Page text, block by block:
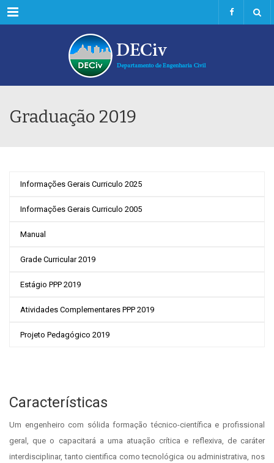
Menu
Graduação 2019
Informações Gerais Curriculo 2025
Informações Gerais Curriculo 2005
Manual
Grade Curricular 2019
Estágio PPP 2019
Atividades Complementares PPP 2019
Projeto Pedagógico 2019
Características
Um engenheiro com sólida formação técnico-científica e profissional
geral, que o capacitará a uma atuação crítica e reflexiva, de caráter
interdisciplinar, tanto cientifica como tecnológica ou administrativa, nos